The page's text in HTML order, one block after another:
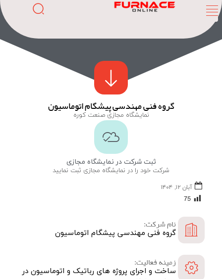
گروه فنی مهندسی پیشگام اتوماسیون
نمایشگاه مجازی صنعت کوره
ثبت شرکت در نمایشگاه مجازی
شرکت خود را در نمایشگاه مجازی ثبت نمایید
آبان ۱۲, ۱۴۰۴
75
نام شرکت:
گروه فنی مهندسی پیشگام اتوماسیون
زمینه فعالیت:
ساخت و اجرای پروژه های رباتیک و اتوماسیون در